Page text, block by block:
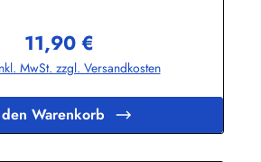
nur lose angezogen werden, weil sonst
kann-Die Emailleschilder können
gefertigt werdenHier geht's zu den
Bini Inh. Eda
e.K.Meddenwarf 1a22457
Regulärer Preis:
11,90 €
MwSt. zzgl. Versandkosten
Warenkorb